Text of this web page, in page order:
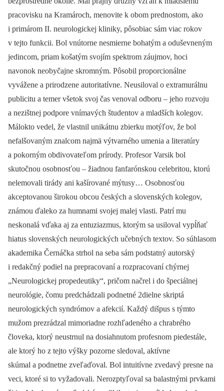
pracovisku na Kramároch, menovite k obom prednostom, ako
i primárom II. neurologickej kliniky, pôsobiac sám viac rokov
v tejto funkcii. Bol vnútorne nesmierne bohatým a oduševneným
jedincom, priam košatým svojím spektrom záujmov, hoci
navonok neobyčajne skromným. Pôsobil proporcionálne
vyvážene a prirodzene autoritatívne. Neusiloval o extramurálnu
publicitu a temer všetok svoj čas venoval odboru –⁠ jeho rozvoju
a nezištnej podpore vnímavých študentov a mladších kolegov.
Málokto vedel, že vlastnil unikátnu zbierku motýľov, že bol
nefalšovaným znalcom najmä výtvarného umenia a literatúry
a pokorným obdivovateľom prírody. Profesor Varsik bol
skutočnou osobnosťou –⁠ žiadnou fanfarónskou celebritou, ktorú
nelemovali tirády ani kašírované mýtusy… Osobnosťou
akceptovanou širokou obcou českých a slovenských kolegov,
známou ďaleko za humnami svojej malej vlasti. Patrí mu
neskonalá vďaka aj za entuziazmus, ktorým sa usiloval vypĺňať
hiatus slovenských neurologických učebných textov. So súhlasom
akademika Černáčka strhol na seba sám podstatný autorský
i redakčný podiel na prepracovaní a rozpracovaní chýrnej
„Neurologickej propedeutiky“, pričom načrel i do špeciálnej
neurológie, čomu predchádzali podnetné 2dielne skriptá
neurologických syndrómov a afekcií. Každý dišpus s týmto
mužom prezrádzal mimoriadne rozhľadeného a chrabrého
človeka, ktorý neustrnul na dosiahnutom profesnom piedestále,
ale ktorý ho z tejto výšky pozorne sledoval, aktívne
skúmal a podnetne zveľaďoval. Bol intuitívne zvedavý presne na
veci, ktoré si to vyžadovali. Nerozptyľoval sa balastnými prvkami